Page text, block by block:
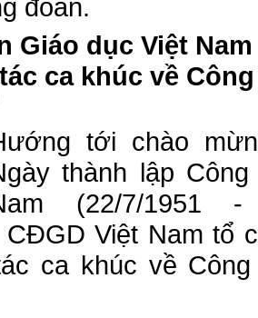
đoàn.
Giáo dục Việt
ca khúc về
tới chào
thành lập
(22/7/1951 -
CĐGD Việt Nam tổ
ca khúc về